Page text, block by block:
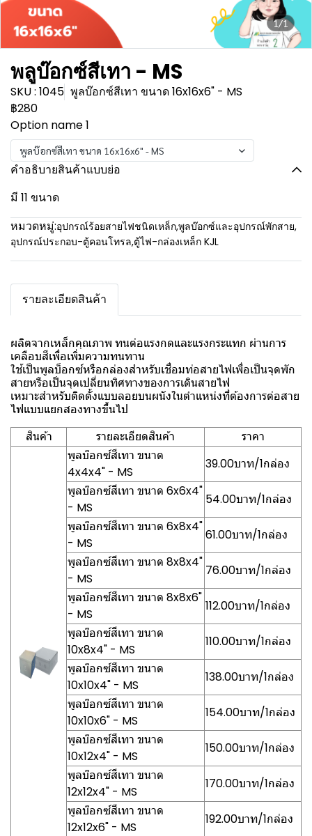
1/1
พลูบ๊อกซ์สีเทา - MS
SKU : 1045 พูลบ๊อกซ์สีเทา ขนาด 16x16x6" - MS
฿280
Option name 1
พูลบ๊อกซ์สีเทา ขนาด 16x16x6" - MS
คำอธิบายสินค้าแบบย่อ
มี 11 ขนาด
หมวดหมู่:อุปกรณ์ร้อยสายไฟชนิดเหล็ก,พูลบ๊อกซ์และอุปกรณ์พักสาย,
อุปกรณ์ประกอบ-ตู้คอนโทรล,ตู้ไฟ-กล่องเหล็ก KJL
รายละเอียดสินค้า
ผลิตจากเหล็กคุณภาพ ทนต่อแรงกดและแรงกระแทก ผ่านการ
เคลือบสีเพื่อเพิ่มความทนทาน
ใช้เป็นพูลบ็อกซ์หรือกล่องสำหรับเชื่อมท่อสายไฟเพื่อเป็นจุดพัก
สายหรือเป็นจุดเปลี่ยนทิศทางของการเดินสายไฟ
เหมาะสำหรับติดตั้งแบบลอยบนผนังในตำแหน่งที่ต้องการต่อสาย
ไฟแบบแยกสองทางขึ้นไป
สินค้า
รายละเอียดสินค้า
ราคา
พูลบ๊อกซ์สีเทา ขนาด
4x4x4" - MS
39.00บาท/1กล่อง
พูลบ๊อกซ์สีเทา ขนาด 6x6x4"
- MS
54.00บาท/1กล่อง
พูลบ๊อกซ์สีเทา ขนาด 6x8x4"
- MS
61.00บาท/1กล่อง
พูลบ๊อกซ์สีเทา ขนาด 8x8x4"
- MS
76.00บาท/1กล่อง
พูลบ๊อกซ์สีเทา ขนาด 8x8x6"
- MS
112.00บาท/1กล่อง
พูลบ๊อกซ์สีเทา ขนาด
10x8x4" - MS
110.00บาท/1กล่อง
พูลบ๊อกซ์สีเทา ขนาด
10x10x4" - MS
138.00บาท/1กล่อง
พูลบ๊อกซ์สีเทา ขนาด
10x10x6" - MS
154.00บาท/1กล่อง
พูลบ๊อกซ์สีเทา ขนาด
10x12x4" - MS
150.00บาท/1กล่อง
พูลบ๊อกซ์สีเทา ขนาด
12x12x4" - MS
170.00บาท/1กล่อง
พูลบ๊อกซ์สีเทา ขนาด
12x12x6" - MS
192.00บาท/1กล่อง